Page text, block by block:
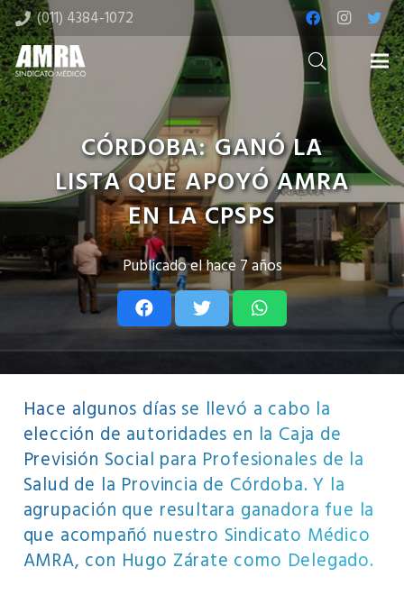
(011) 4384-1072
CÓRDOBA: GANÓ LA
LISTA QUE APOYÓ AMRA
EN LA CPSPS
Publicado elhace 7 años
Hace algunos días se llevó a cabo la
elección de autoridades en la Caja de
Previsión Social para Profesionales de la
Salud de la Provincia de Córdoba. Y la
agrupación que resultara ganadora fue la
que acompañó nuestro Sindicato Médico
AMRA, con Hugo Zárate como Delegado.